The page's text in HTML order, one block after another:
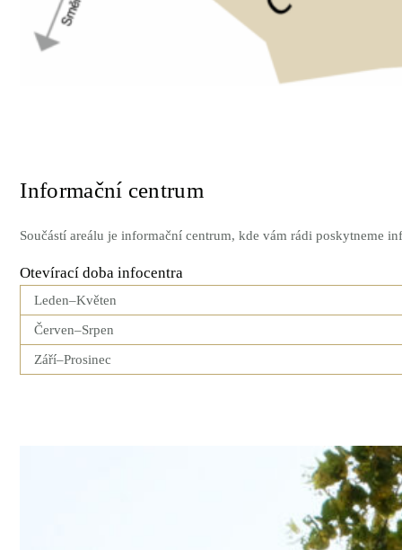
Informační centrum
Součástí areálu je informační centrum, kde vám rádi poskytneme
Otevírací doba infocentra
Leden–Květen
Červen–Srpen
Září–Prosinec